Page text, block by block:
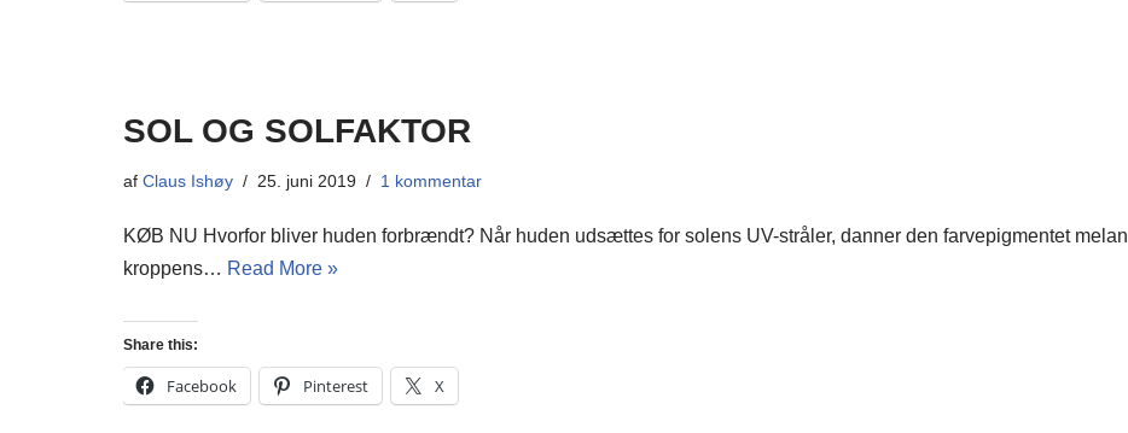
SOL OG SOLFAKTOR
af Claus Ishøy 25. juni 2019 1 kommentar
KØB NU Hvorfor bliver huden forbrændt? Når huden udsættes for solens UV-stråler, danner den farvepigmentet
kroppens… Read More »
Share this:
Facebook Pinterest X